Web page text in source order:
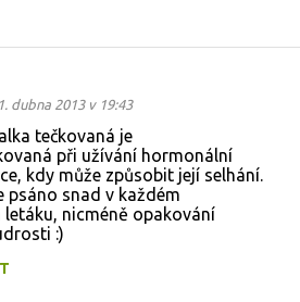
dubna 2013 v 19:43
tečkovaná je
při užívání hormonální
kdy může způsobit její selhání.
psáno snad v každém
letáku, nicméně opakování
:)